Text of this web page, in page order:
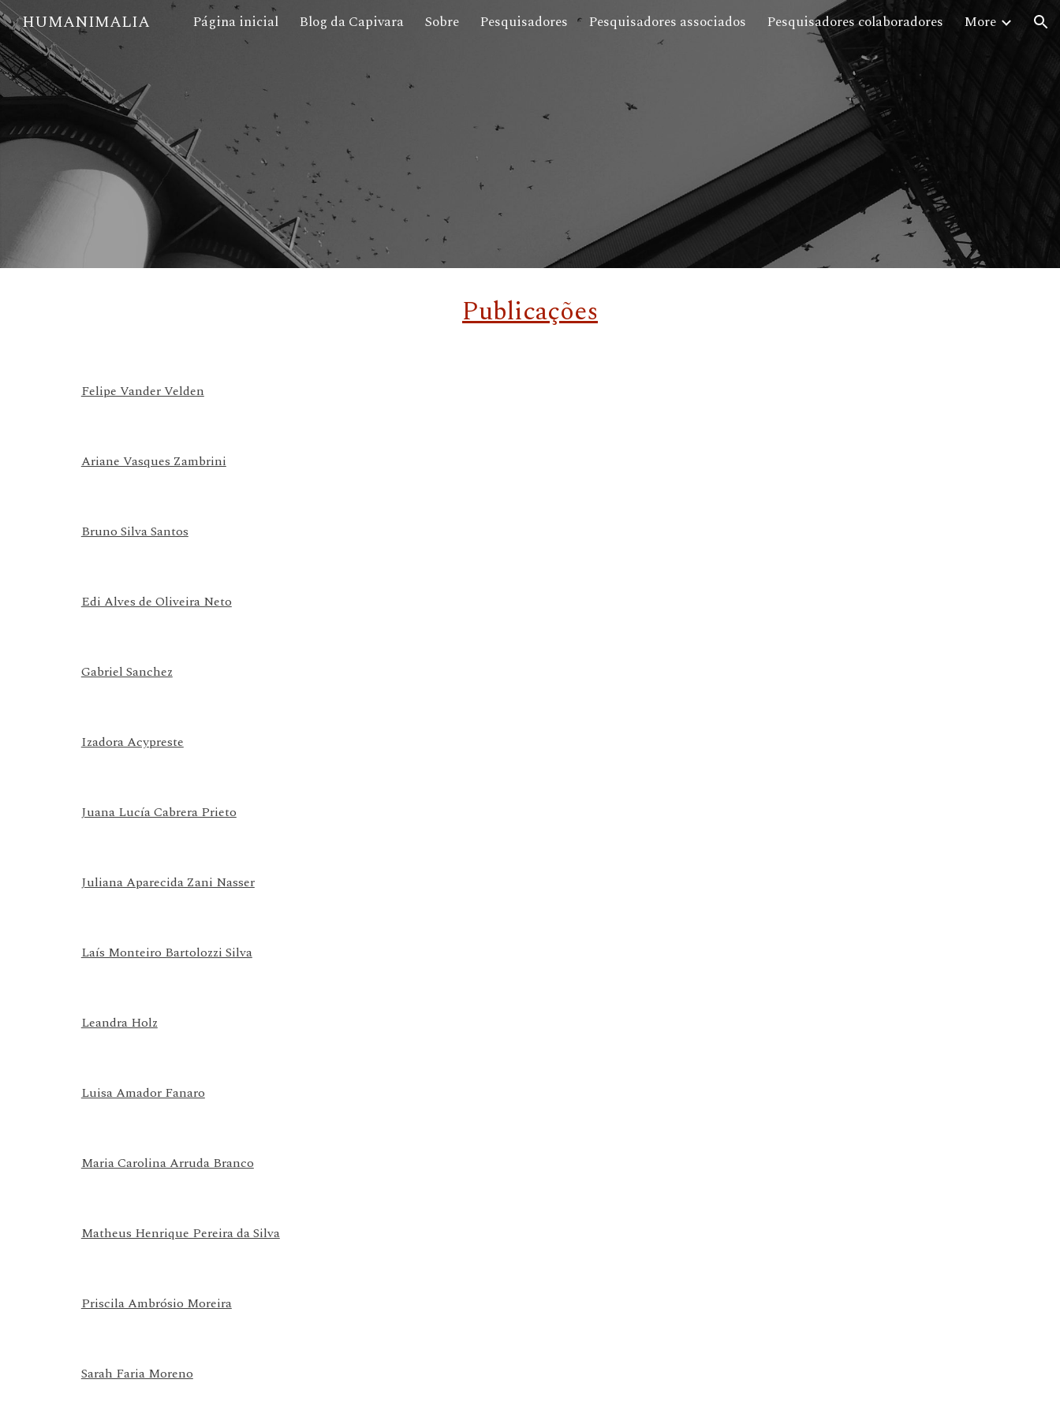
Skip to main content Skip to navigation
HUMANIMALIA Página inicial Blog da Capivara Sobre Pesquisadores Pesquisadores associados Pesquisadores colaboradores More
Publicações
Felipe Vander Velden
Ariane Vasques Zambrini
Bruno Silva Santos
Edi Alves de Oliveira Neto
Gabriel Sanchez
Izadora Acypreste
Juana Lucía Cabrera Prieto
Juliana Aparecida Zani Nasser
Laís Monteiro Bartolozzi Silva
Leandra Holz
Luisa Amador Fanaro
Maria Carolina Arruda Branco
Matheus Henrique Pereira da Silva
Priscila Ambrósio Moreira
Sarah Faria Moreno